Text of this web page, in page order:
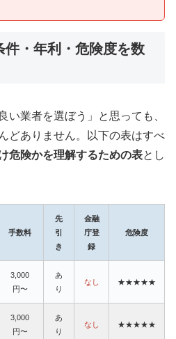
件・年利・危険度を数
い業者を選ぼう」と思っても、
どありません。以下の表はすべ
危険かを理解するための表とし
手数料
先
引
き
金融
庁登
録
危険度
3,000
円〜
あ
り
なし ★★★★★
3,000
円〜
あ
り
なし ★★★★★